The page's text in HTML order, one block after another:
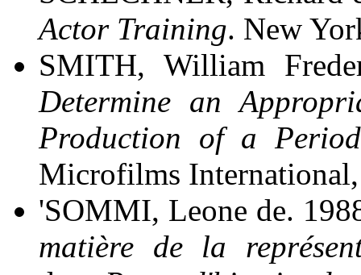
Actor Training. New
SMITH, William
Determine an
Production of a
Microfilms
'SOMMI, Leone de.
matière de la